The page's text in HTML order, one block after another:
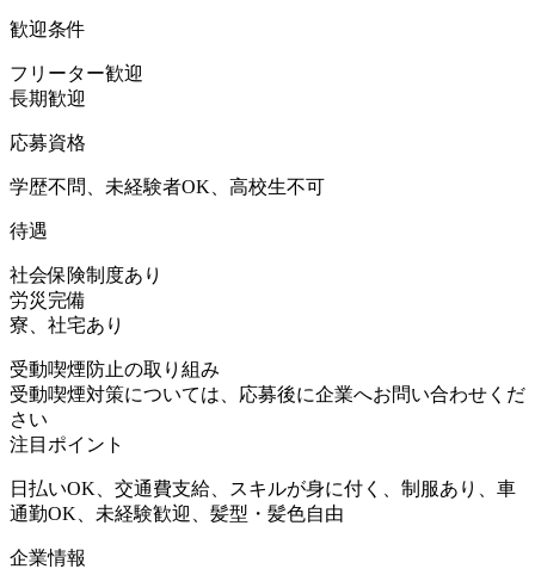
歓迎条件
フリーター歓迎
長期歓迎
応募資格
学歴不問、未経験者OK、高校生不可
待遇
社会保険制度あり
労災完備
寮、社宅あり
受動喫煙防止の取り組み
受動喫煙対策については、応募後に企業へお問い合わせくだ
さい
注目ポイント
日払いOK、交通費支給、スキルが身に付く、制服あり、車
通勤OK、未経験歓迎、髪型・髪色自由
企業情報